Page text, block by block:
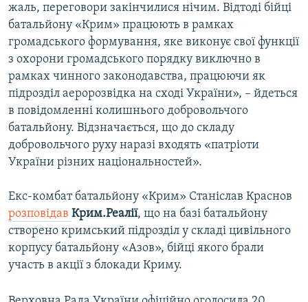
жаль, переговори закінчилися нічим. Відтоді бійці
батальйону «Крим» працюють в рамках
громадського формування, яке виконує свої функції
з охорони громадського порядку виключно в
рамках чинного законодавства, працюючи як
підрозділ аеророзвідка на сході України», – йдеться
в повідомленні колишнього добровольчого
батальйону. Відзначається, що до складу
добровольчого руху наразі входять «патріоти
України різних національностей».
Екс-комбат батальйону «Крим» Станіслав Краснов
розповідав Крим.Реалії, що на базі батальйону
створено кримський підрозділ у складі цивільного
корпусу батальйону «Азов», бійці якого брали
участь в акції з блокади Криму.